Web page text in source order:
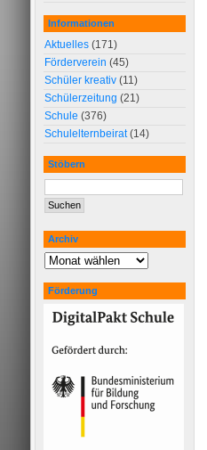
Informationen
Aktuelles (171)
Förderverein (45)
Schüler kreativ (11)
Schülerzeitung (21)
Schule (376)
Schulelternbeirat(14)
Stöbern
Archiv
Förderung